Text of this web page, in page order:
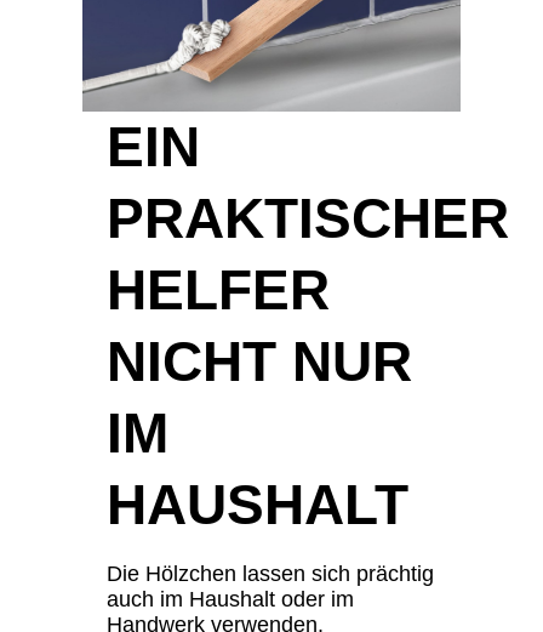
EIN
PRAKTISCHER
HELFER
NICHT NUR
IM
HAUSHALT
Die Hölzchen lassen sich prächtig
auch im Haushalt oder im
Handwerk verwenden.